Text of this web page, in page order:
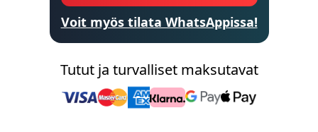
Voit myös tilata WhatsAppissa!
Tutut ja turvalliset maksutavat